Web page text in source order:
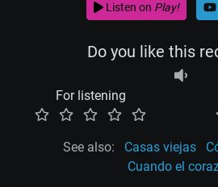
Listen on Play!
Do you like this
For listening
See also: Casas viejas
Cuando el